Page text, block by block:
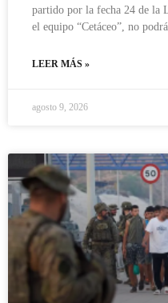
partido por la fecha 24 de la
el equipo “Cetáceo”, no podrá
LEER MÁS »
agosto 9, 2026